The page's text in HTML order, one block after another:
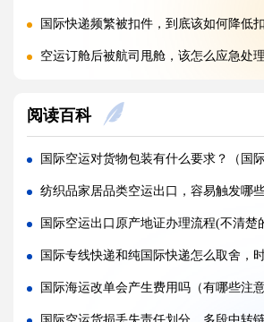
国际快递频繁被扣件，到底该如何降低扣关概率?(
空运订舱后被航司甩舱，该怎么应急处理（国际
加急国际空运真的能提速，靠谱吗?(国际
FBA 空运出现丢件破损，理赔流程怎么走（国际
FBA 空运头程该怎么挑选靠谱物流货代（国际
FBA 空运货物超重超尺寸会产生哪些附加费?(不清
亚马逊 FBA 空运，空派和纯空运该怎么选择?(不清
空运货物被海关布控，如何快速提交材料申诉（国
实木包装走国际空运必须做熏蒸热处理吗（国际
阅读百科
国际空运对货物包装有什么要求？（国际
纺织品家居品类空运出口，容易触发哪些特殊查验（
国际空运出口原产地证办理流程(不清楚
国际专线快递和纯国际快递怎么取舍，时效成本如何平衡
国际海运改单会产生费用吗（有哪些注意